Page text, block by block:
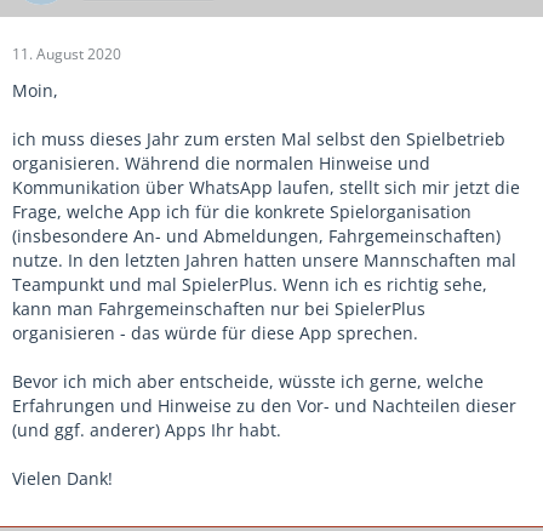
11. August 2020
Moin,
ich muss dieses Jahr zum ersten Mal selbst den Spielbetrieb
organisieren. Während die normalen Hinweise und
Kommunikation über WhatsApp laufen, stellt sich mir jetzt die
Frage, welche App ich für die konkrete Spielorganisation
(insbesondere An- und Abmeldungen, Fahrgemeinschaften)
nutze. In den letzten Jahren hatten unsere Mannschaften mal
Teampunkt und mal SpielerPlus. Wenn ich es richtig sehe,
kann man Fahrgemeinschaften nur bei SpielerPlus
organisieren - das würde für diese App sprechen.
Bevor ich mich aber entscheide, wüsste ich gerne, welche
Erfahrungen und Hinweise zu den Vor- und Nachteilen dieser
(und ggf. anderer) Apps Ihr habt.
Vielen Dank!